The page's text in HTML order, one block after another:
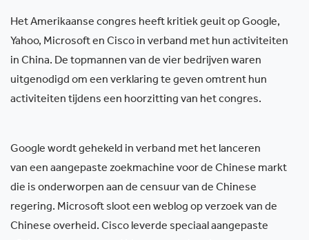
Het Amerikaanse congres heeft kritiek geuit op Google,
Yahoo, Microsoft en Cisco in verband met hun activiteiten
in China. De topmannen van de vier bedrijven waren
uitgenodigd om een verklaring te geven omtrent hun
activiteiten tijdens een hoorzitting van het congres.
Google wordt gehekeld in verband met het lanceren
van een aangepaste zoekmachine voor de Chinese markt
die is onderworpen aan de censuur van de Chinese
regering. Microsoft sloot een weblog op verzoek van de
Chinese overheid. Cisco leverde speciaal aangepaste